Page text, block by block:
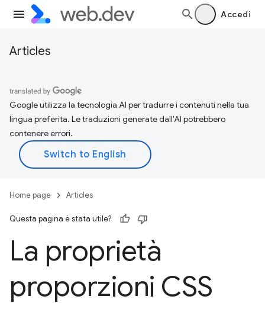
Accedi
Articles
Google utilizza la tecnologia AI per tradurre i contenuti nella tua
lingua preferita. Le traduzioni generate dall'AI potrebbero
contenere errori.
Home page Articles
Questa pagina è stata utile?
La proprietà
proporzioni CSS